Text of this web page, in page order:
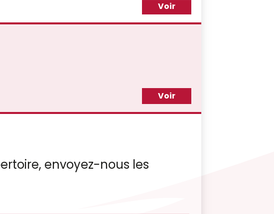
Voir
Voir
envoyez-nous les